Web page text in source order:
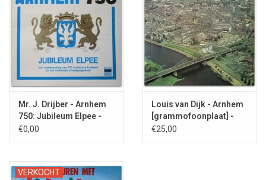
Mr. J. Drijber - Arnhem
750: Jubileum Elpee -
1983
€0,00
Louis van Dijk - Arnhem
[grammofoonplaat] -
1976
€25,00
VERKOCHT